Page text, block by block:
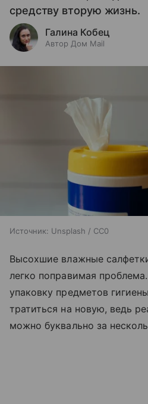
средству вторую жизнь.
Галина Кобец
Автор Дом Mail
Источник: Unsplash / CC0
Высохшие влажные
легко поправимая
упаковку предметов
тратиться на новую, ведь
можно буквально за